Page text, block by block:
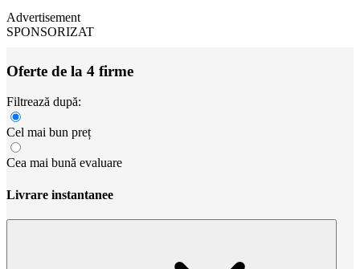
Advertisement
SPONSORIZAT
Oferte de la 4 firme
Filtrează după:
Cel mai bun preț
Cea mai bună evaluare
Livrare instantanee